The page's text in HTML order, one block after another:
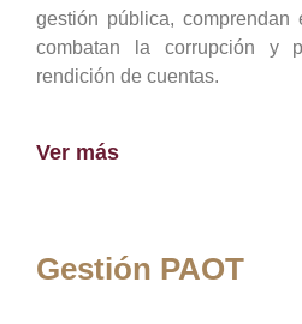
gestión pública,
combatan la corrupción y
rendición de cuentas.
Ver más
Gestión PAOT